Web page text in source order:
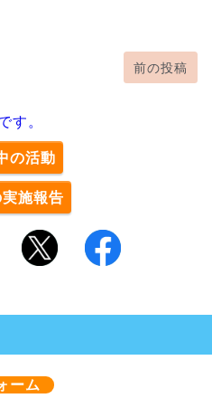
前の投稿
す。
の活動
施報告
ーム